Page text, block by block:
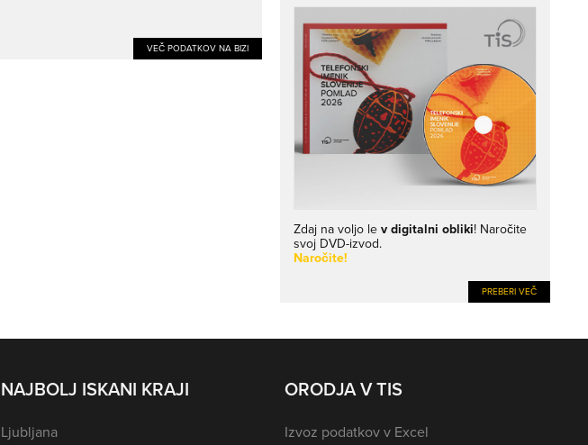
VEČ PODATKOV NA BIZI
Zdaj na voljo lev digitalni obliki! Naročite
svoj DVD-izvod.
Naročite!
PREBERI VEČ
NAJBOLJ ISKANI KRAJI
Ljubljana
ORODJA V TIS
Izvoz podatkov v Excel